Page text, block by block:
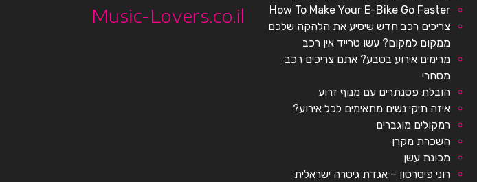
How To Make Your E-Bike Go Faster
צריכים רכב חדש שיסיע את הלהקה שלכם
ממקום למקום? עשו טרייד אין רכב
מרימים אירוע בטבע? אתם צריכים רכב
מסחרי
הובלת פסנתרים עם מנוף זרוע
איזה תיקי נשים מתאימים לכל אירוע?
רמקולים מוגברים
השכרת מקרן
מכונת עשן
רוני פיטרסון – אגדת גיטרה ישראלית
Music-Lovers.co.il